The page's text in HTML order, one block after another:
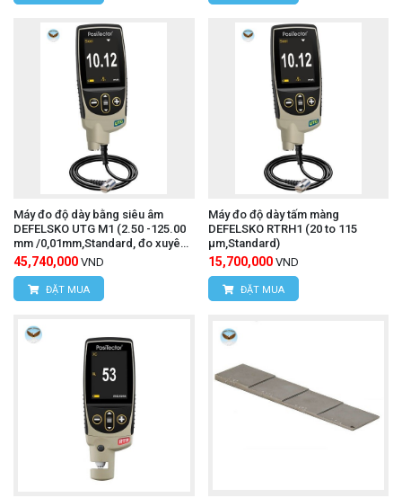
Máy đo độ dày bằng siêu âm
DEFELSKO UTG M1 (2.50 -125.00
mm /0,01mm,Standard, đo xuyên
qua lớp sơn)
45,740,000 VND
ĐẶT MUA
Máy đo độ dày tấm màng
DEFELSKO RTRH1 (20 to 115
μm,Standard)
15,700,000 VND
ĐẶT MUA